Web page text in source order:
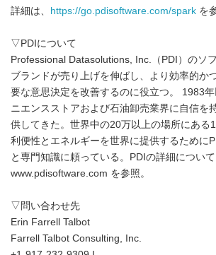
詳細は、 https://go.pdisoftware.com/spark を
▽PDIについて
Professional Datasolutions, Inc.（PDI）のソ
ブランドが売り上げを伸ばし、より効率的か
要な意思決定を改善するのに役立つ。 1983
ニエンスストアおよび石油卸売業界に自信を
供してきた。世界中の20万以上の場所にある
利便性とエネルギーを世界に提供するために
と専門知識に頼っている。PDIの詳細について
www.pdisoftware.com を参照。
▽問い合わせ先
Erin Farrell Talbot
Farrell Talbot Consulting, Inc.